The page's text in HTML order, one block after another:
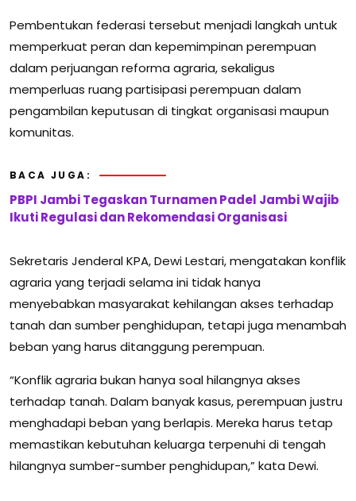
Pembentukan federasi tersebut menjadi langkah untuk
memperkuat peran dan kepemimpinan perempuan
dalam perjuangan reforma agraria, sekaligus
memperluas ruang partisipasi perempuan dalam
pengambilan keputusan di tingkat organisasi maupun
komunitas.
BACA JUGA:
PBPI Jambi Tegaskan Turnamen Padel Jambi Wajib
Ikuti Regulasi dan Rekomendasi Organisasi
Sekretaris Jenderal KPA, Dewi Lestari, mengatakan konflik
agraria yang terjadi selama ini tidak hanya
menyebabkan masyarakat kehilangan akses terhadap
tanah dan sumber penghidupan, tetapi juga menambah
beban yang harus ditanggung perempuan.
“Konflik agraria bukan hanya soal hilangnya akses
terhadap tanah. Dalam banyak kasus, perempuan justru
menghadapi beban yang berlapis. Mereka harus tetap
memastikan kebutuhan keluarga terpenuhi di tengah
hilangnya sumber-sumber penghidupan,” kata Dewi.